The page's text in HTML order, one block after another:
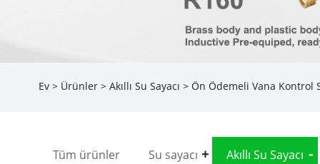
Ev > Ürünler> Akıllı Su Sayacı > Ön Ödemeli Vana Kontrol
Tüm ürünler Su sayacı Akıllı Su Sayacı